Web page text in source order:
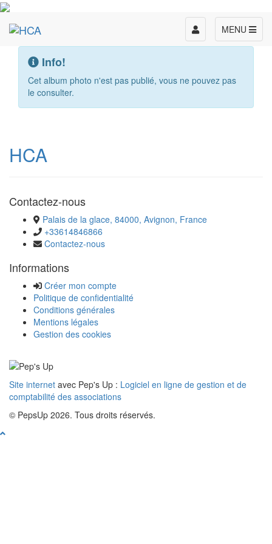
MENU
Toggle
navigation
Info!
Cet album photo n'est pas publié, vous ne pouvez pas
le consulter.
HCA
Contactez-nous
Palais de la glace, 84000, Avignon, France
+33614846866
Contactez-nous
Informations
Créer mon compte
Politique de confidentialité
Conditions générales
Mentions légales
Gestion des cookies
Site internet avec Pep's Up : Logiciel en ligne de gestion et de
comptabilité des associations
© PepsUp 2026. Tous droits réservés.